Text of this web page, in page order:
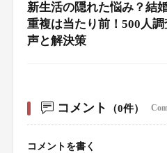
新生活の隠れた悩み？結
重複は当たり前！500人
声と解決策
コメント （0件）
コメントを書く